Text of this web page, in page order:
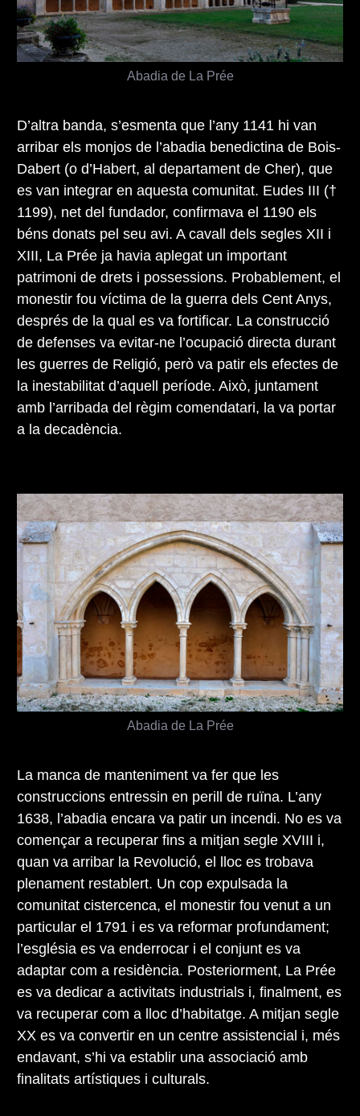
Abadia de La Prée
D’altra banda, s’esmenta que l’any 1141 hi van
arribar els monjos de l’abadia benedictina de Bois-
Dabert (o d’Habert, al departament de Cher), que
es van integrar en aquesta comunitat. Eudes III (†
1199), net del fundador, confirmava el 1190 els
béns donats pel seu avi. A cavall dels segles XII i
XIII, La Prée ja havia aplegat un important
patrimoni de drets i possessions. Probablement, el
monestir fou víctima de la guerra dels Cent Anys,
després de la qual es va fortificar. La construcció
de defenses va evitar-ne l’ocupació directa durant
les guerres de Religió, però va patir els efectes de
la inestabilitat d’aquell període. Això, juntament
amb l’arribada del règim comendatari, la va portar
a la decadència.
La manca de manteniment va fer que les
construccions entressin en perill de ruïna. L’any
1638, l’abadia encara va patir un incendi. No es va
començar a recuperar fins a mitjan segle XVIII i,
quan va arribar la Revolució, el lloc es trobava
plenament restablert. Un cop expulsada la
comunitat cistercenca, el monestir fou venut a un
particular el 1791 i es va reformar profundament;
l’església es va enderrocar i el conjunt es va
adaptar com a residència. Posteriorment, La Prée
es va dedicar a activitats industrials i, finalment, es
va recuperar com a lloc d’habitatge. A mitjan segle
XX es va convertir en un centre assistencial i, més
endavant, s’hi va establir una associació amb
finalitats artístiques i culturals.
Abadia de La Prée